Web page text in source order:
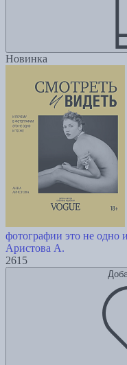
Новинка
фотографии это не одно
Аристова А.
2615